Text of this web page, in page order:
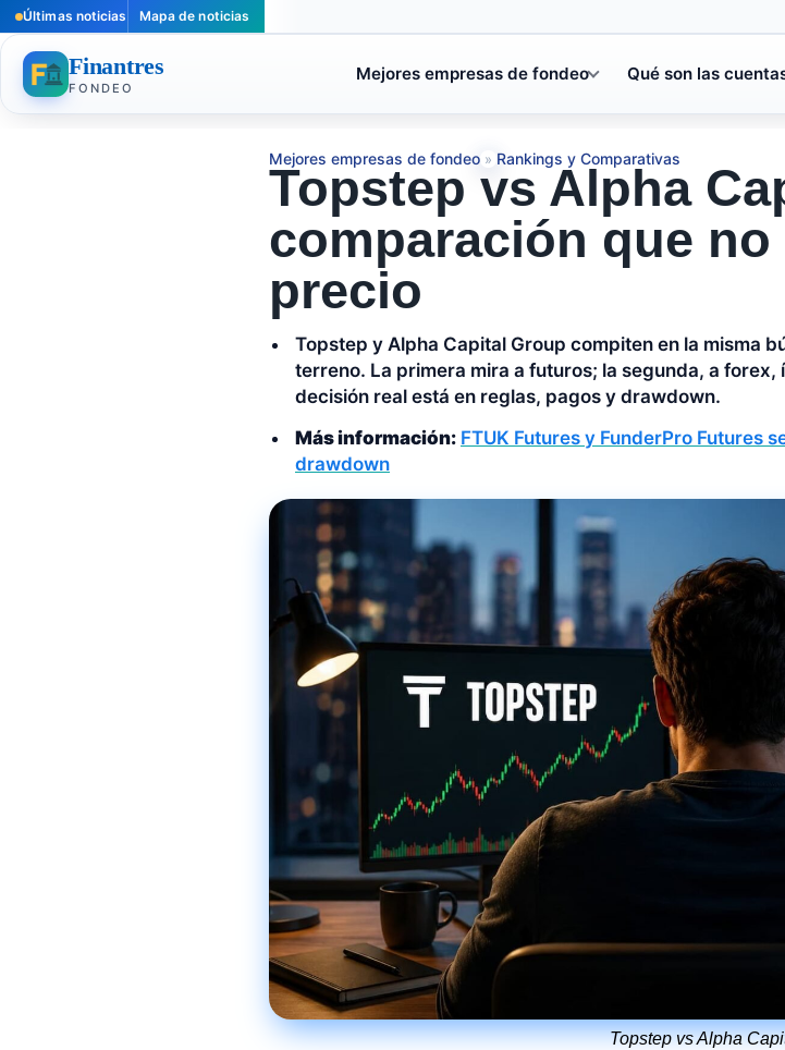
Últimas noticias Mapa de noticias
Finantres
FONDEO
Mejores empresas de fondeo Qué son las
Mejores empresas de fondeo » Rankings y Comparativas
Topstep vs Alpha
comparación que no
precio
Topstep y Alpha Capital Group compiten en la misma
terreno. La primera mira a futuros; la segunda, a
decisión real está en reglas, pagos y drawdown.
Más información: FTUK Futures y FunderPro Futures
drawdown
Topstep vs Alpha